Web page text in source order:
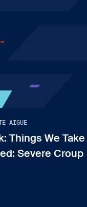
AIGUE
Things We
Severe Croup